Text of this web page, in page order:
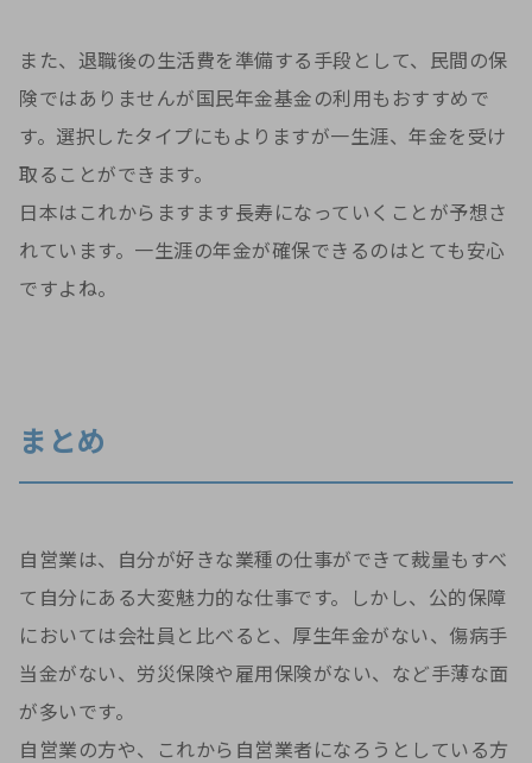
また、退職後の生活費を準備する手段として、民間の保
険ではありませんが国民年金基金の利用もおすすめで
す。選択したタイプにもよりますが一生涯、年金を受け
取ることができます。
日本はこれからますます長寿になっていくことが予想さ
れています。一生涯の年金が確保できるのはとても安心
ですよね。
まとめ
自営業は、自分が好きな業種の仕事ができて裁量もすべ
て自分にある大変魅力的な仕事です。しかし、公的保障
においては会社員と比べると、厚生年金がない、傷病手
当金がない、労災保険や雇用保険がない、など手薄な面
が多いです。
自営業の方や、これから自営業者になろうとしている方